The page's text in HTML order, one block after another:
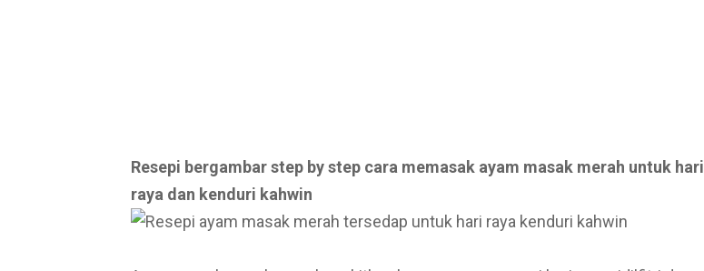
Resepi bergambar step by step cara memasak ayam masak merah untuk hari
raya dan kenduri kahwin